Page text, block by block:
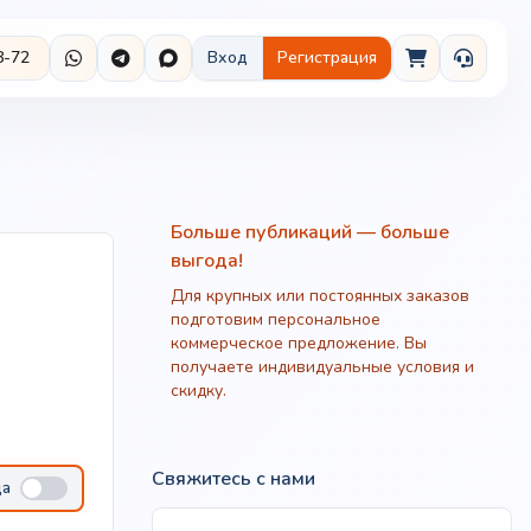
72 Вход Регистрация
Больше публикаций — больше
выгода!
Для крупных или постоянных заказов
подготовим персональное
коммерческое предложение. Вы
получаете индивидуальные условия и
скидку.
Свяжитесь с нами